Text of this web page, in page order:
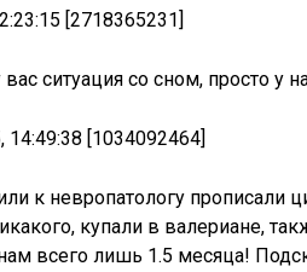
[2718365231]
вас ситуация со сном, просто у
14:49:38 [1034092464]
к невропатологу прописали
купали в валериане,
всего лишь 1.5 месяца!